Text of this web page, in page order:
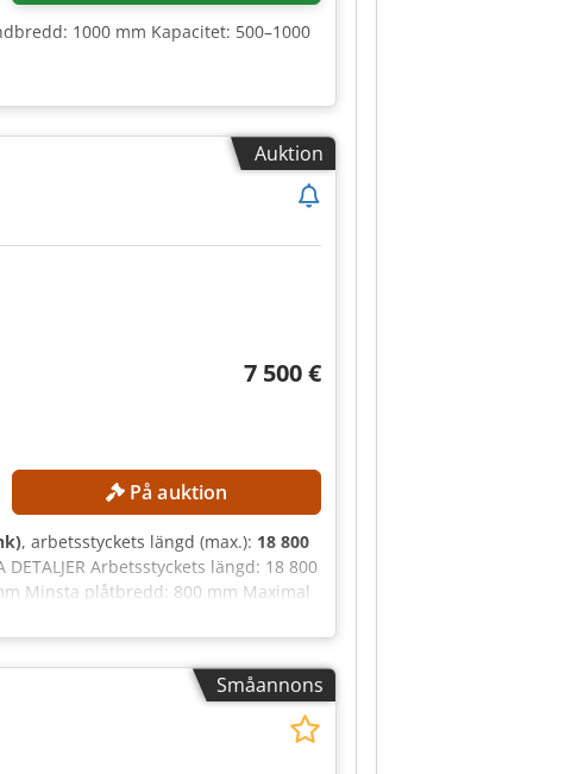
1000 mm Kapacitet: 500–1000
Auktion
7 500 €
På auktion
, arbetsstyckets längd (max.): 18 800
DETALJER Arbetsstyckets längd: 18 800
Minsta plåtbredd: 800 mm Maximal
Styrsystem: POWERTOUCH
och juridiska skick ("som den är
karaktär. Köparen har rätt att
av maskinen på slutdestinationen.
Småannons